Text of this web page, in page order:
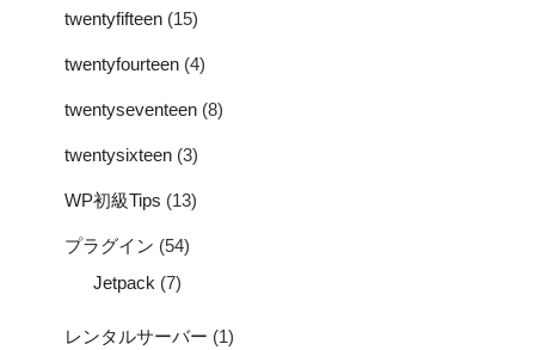
twentyfifteen (15)
twentyfourteen (4)
twentyseventeen (8)
twentysixteen (3)
WP初級Tips (13)
プラグイン (54)
Jetpack (7)
レンタルサーバー (1)